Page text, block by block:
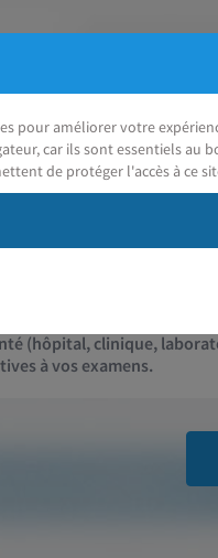
(hôpital, clinique,
à vos examens.
pour améliorer votre
car ils sont essentiels au
de protéger l'accès à ce